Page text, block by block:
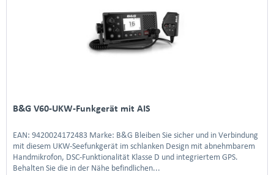
B&G V60-UKW-Funkgerät mit AIS
EAN: 9420024172483 Marke: B&G Bleiben Sie sicher und in Verbindung
mit diesem UKW-Seefunkgerät im schlanken Design mit abnehmbarem
Handmikrofon, DSC-Funktionalität Klasse D und integriertem GPS.
Behalten Sie die in der Nähe befindlichen...